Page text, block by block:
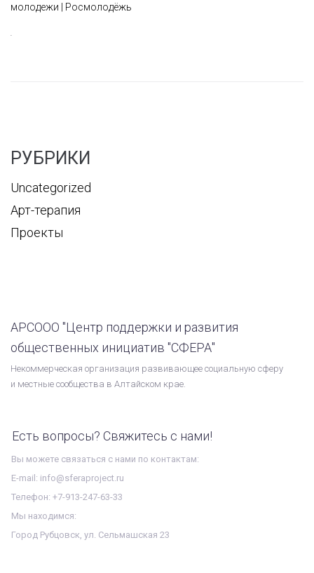
молодежи | Росмолодёжь
.
РУБРИКИ
Uncategorized
Арт-терапия
Проекты
АРСООО "Центр поддержки и развития
общественных инициатив "СФЕРА"
Некоммерческая организация развивающее социальную сферу
и местные сообщества в Алтайском крае.
Есть вопросы? Свяжитесь с нами!
Вы можете связаться с нами по контактам:
E-mail: info@sferaproject.ru
Телефон: +7-913-247-63-33
Мы находимся:
Город Рубцовск, ул. Сельмашская 23